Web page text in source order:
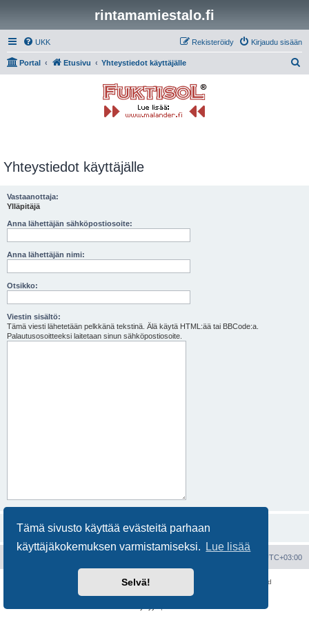
Tämä sivusto käyttää evästeitä parhaan
käyttäjäkokemuksen varmistamiseksi.
Lue lisää
Selvä!
rintamamiestalo.fi
UKK Kirjaudu sisään
Rekisteröidy
Portal Etusivu Yhteystiedot käyttäjälle
Yhteystiedot käyttäjälle
Vastaanottaja:
Ylläpitäjä
Anna lähettäjän sähköpostiosoite:
Anna lähettäjän nimi:
Otsikko:
Viestin sisältö:
Tämä viesti lähetetään pelkkänä tekstinä. Älä käytä HTML:ää tai BBCode:a.
Palautusosoitteeksi laitetaan sinun sähköpostiosoite.
UTC+03:00
Keskustelufoorumin ohjelmistophpBB
® Forum Software © phpBB Limited
Käännös: phpBB Suomi (lurttinen, harritapio, Pettis)